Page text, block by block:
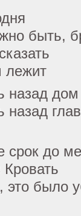
быть,
лежит
назад дом
срок до
было